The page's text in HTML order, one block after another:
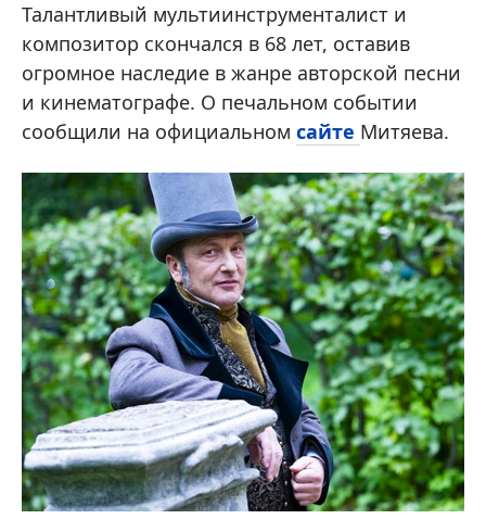
Талантливый мультиинструменталист и
композитор скончался в 68 лет, оставив
огромное наследие в жанре авторской песни
и кинематографе. О печальном событии
сообщили на официальном сайте Митяева.